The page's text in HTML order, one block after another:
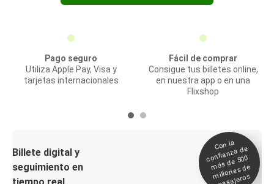
Pago seguro
Utiliza Apple Pay, Visa y
tarjetas internacionales
Fácil de comprar
Consigue tus billetes online,
en nuestra app o en una
Flixshop
Billete digital y
seguimiento en
Con la
confianza de
más de 500
millones de
pasajeros